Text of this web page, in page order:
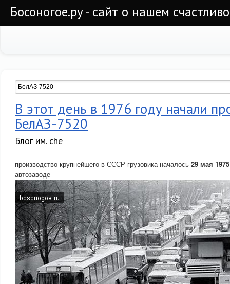
Босоногое.ру - сайт о нашем
В этот день в 1976 году начали
БелАЗ-7520
Блог им. che
производство крупнейшего в СССР грузовика началось 29 мая
автозаводе